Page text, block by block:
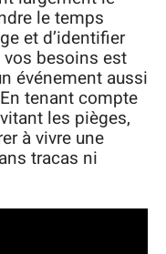
le temps
et d’identifier
besoins est
événement aussi
tenant compte
les pièges,
à vivre une
tracas ni